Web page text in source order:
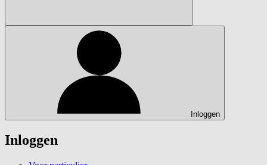
Inloggen
Inloggen